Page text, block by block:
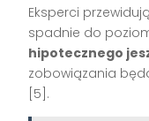
Eksperci
spadnie do
hipotecznego
zobowiązania
[5].